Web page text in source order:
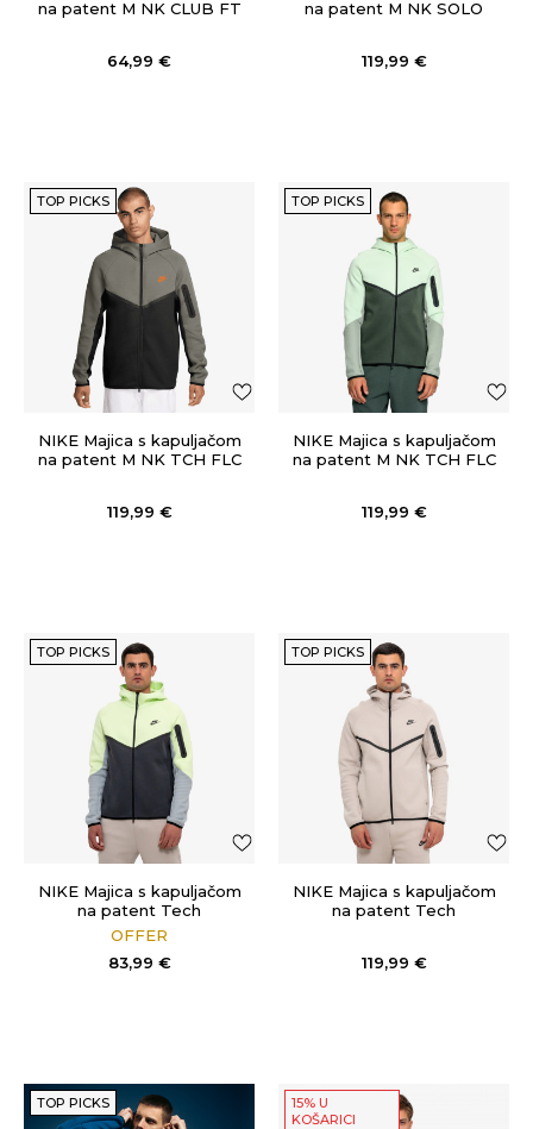
na patent M NK CLUB FT
64,99 €
na patent M NK SOLO
119,99 €
TOP PICKS
NIKE Majica s kapuljačom
na patent M NK TCH FLC
119,99 €
TOP PICKS
NIKE Majica s kapuljačom
na patent M NK TCH FLC
119,99 €
TOP PICKS
NIKE Majica s kapuljačom
na patent Tech
OFFER
83,99 €
TOP PICKS
NIKE Majica s kapuljačom
na patent Tech
119,99 €
TOP PICKS
15% U
KOŠARICI